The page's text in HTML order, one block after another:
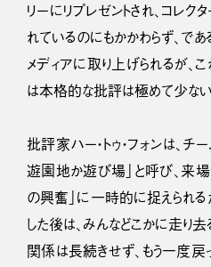
リーにリプレゼントされ、コレ
れているのにもかかわらず、で
メディアに取り上げられるが、
は本格的な批評は極めて少ない
批評家ハー・トゥ・フォンは、
遊園地か遊び場」と呼び、来
の興奮」に一時的に捉えられる
した後は、みんなどこかに走り
関係は長続きせず、もう一度戻